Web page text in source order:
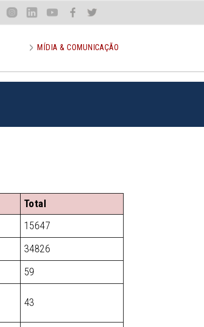
Inst Lin You Face Twit
MÍDIA & COMUNICAÇÃO
Total
15647
34826
59
43